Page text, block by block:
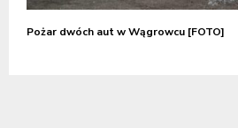
Pożar dwóch aut w Wągrowcu [FOTO]